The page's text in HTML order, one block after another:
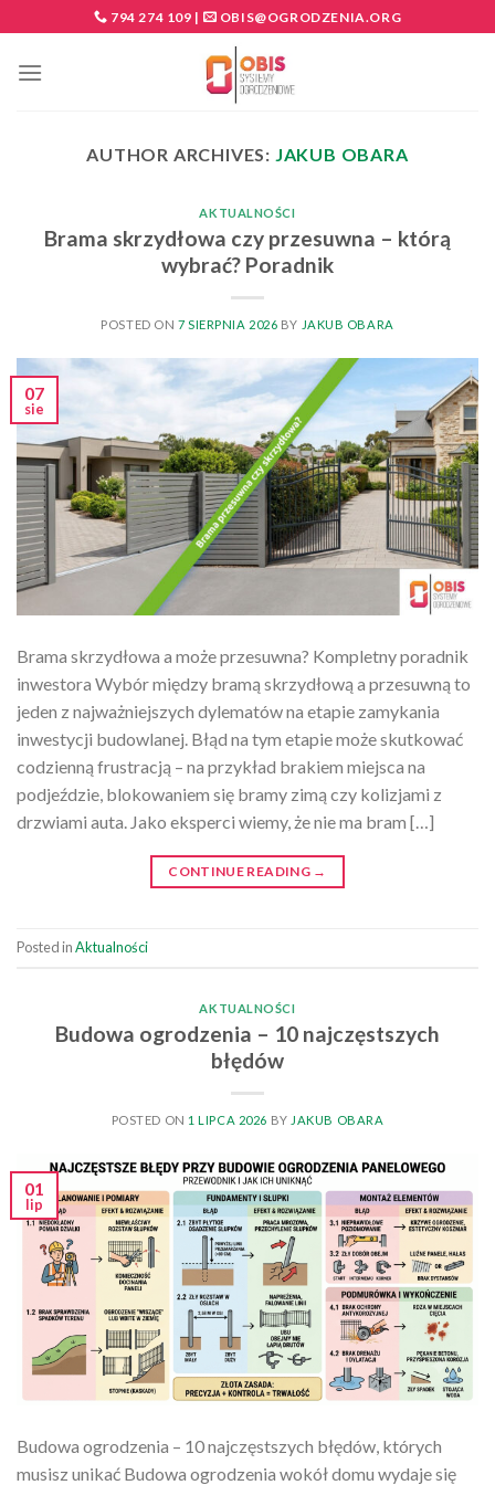
to
content
794 274 109 | OBIS@OGRODZENIA.ORG
AUTHOR ARCHIVES: JAKUB OBARA
AKTUALNOŚCI
Brama skrzydłowa czy przesuwna – którą
wybrać? Poradnik
POSTED ON 7 SIERPNIA 2026 BY JAKUB OBARA
07
sie
Brama skrzydłowa a może przesuwna? Kompletny poradnik
inwestora Wybór między bramą skrzydłową a przesuwną to
jeden z najważniejszych dylematów na etapie zamykania
inwestycji budowlanej. Błąd na tym etapie może skutkować
codzienną frustracją – na przykład brakiem miejsca na
podjeździe, blokowaniem się bramy zimą czy kolizjami z
drzwiami auta. Jako eksperci wiemy, że nie ma bram […]
CONTINUE READING →
Posted inAktualności
AKTUALNOŚCI
Budowa ogrodzenia – 10 najczęstszych
błędów
POSTED ON 1 LIPCA 2026 BY JAKUB OBARA
01
lip
Budowa ogrodzenia – 10 najczęstszych błędów, których
musisz unikać Budowa ogrodzenia wokół domu wydaje się